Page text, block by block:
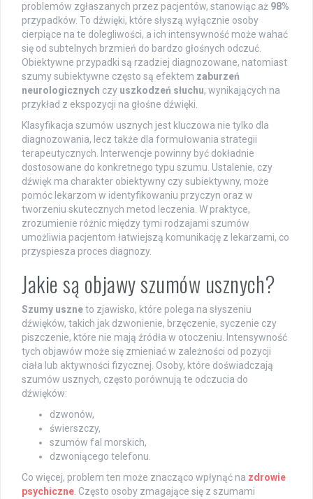
problemów zgłaszanych przez pacjentów, stanowiąc aż 98%
przypadków. To dźwięki, które słyszą wyłącznie osoby
cierpiące na te dolegliwości, a ich intensywność może wahać
się od subtelnych brzmień do bardzo głośnych odczuć.
Obiektywne przypadki są rzadziej diagnozowane, natomiast
szumy subiektywne często są efektem zaburzeń
neurologicznych czy uszkodzeń słuchu, wynikających na
przykład z ekspozycji na głośne dźwięki.
Klasyfikacja szumów usznych jest kluczowa nie tylko dla
diagnozowania, lecz także dla formułowania strategii
terapeutycznych. Interwencje powinny być dokładnie
dostosowane do konkretnego typu szumu. Ustalenie, czy
dźwięk ma charakter obiektywny czy subiektywny, może
pomóc lekarzom w identyfikowaniu przyczyn oraz w
tworzeniu skutecznych metod leczenia. W praktyce,
zrozumienie różnic między tymi rodzajami szumów
umożliwia pacjentom łatwiejszą komunikację z lekarzami, co
przyspiesza proces diagnozy.
Jakie są objawy szumów usznych?
Szumy uszneto zjawisko, które polega na słyszeniu
dźwięków, takich jak dzwonienie, brzęczenie, syczenie czy
piszczenie, które nie mają źródła w otoczeniu. Intensywność
tych objawów może się zmieniać w zależności od pozycji
ciała lub aktywności fizycznej. Osoby, które doświadczają
szumów usznych, często porównują te odczucia do
dźwięków:
dzwonów,
świerszczy,
szumów fal morskich,
dzwoniącego telefonu.
Co więcej, problem ten może znacząco wpłynąć na zdrowie
psychiczne . Często osoby zmagające się z szumami